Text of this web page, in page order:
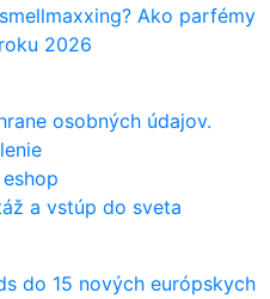
Ako parfémy
2026
osobných údajov.
a vstúp do sveta
do 15 nových európskych